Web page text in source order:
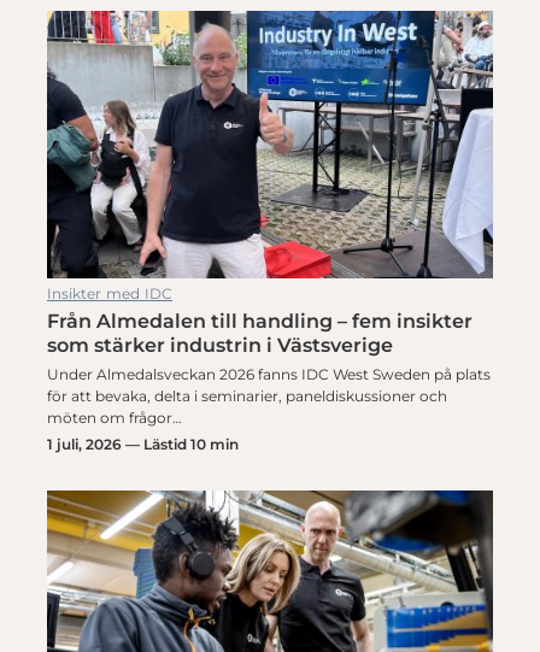
Insikter med IDC
Från Almedalen till handling – fem insikter
som stärker industrin i Västsverige
Under Almedalsveckan 2026 fanns IDC West Sweden på plats
för att bevaka, delta i seminarier, paneldiskussioner och
möten om frågor…
1 juli, 2026 — Lästid 10 min